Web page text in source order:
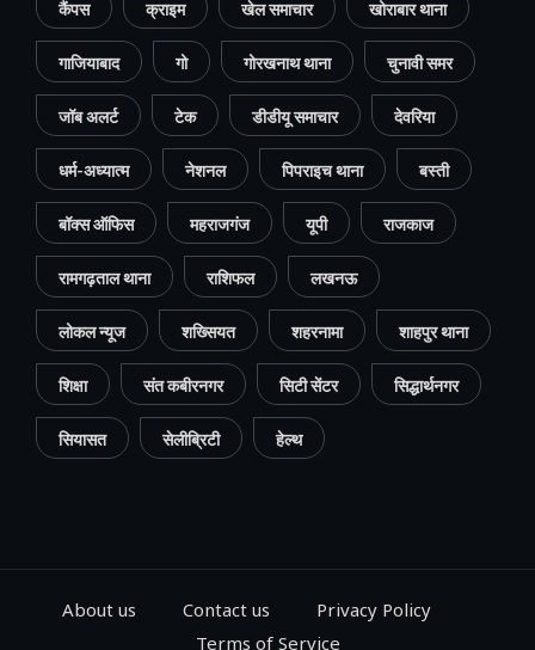
कैंपस क्राइम खेल समाचार खोराबार थाना
गाजियाबाद गो गोरखनाथ थाना चुनावी समर
जॉब अलर्ट टेक डीडीयू समाचार देवरिया
धर्म-अध्यात्म नेशनल पिपराइच थाना बस्ती
बॉक्स ऑफिस महराजगंज यूपी राजकाज
रामगढ़ताल थाना राशिफल लखनऊ
लोकल न्यूज शख्सियत शहरनामा शाहपुर थाना
शिक्षा संत कबीरनगर सिटी सेंटर सिद्धार्थनगर
सियासत सेलीब्रिटी हेल्थ
About us Contact us
Privacy Policy